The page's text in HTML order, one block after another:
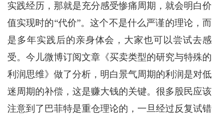
实践经历，那就是充分感受惨痛周期，就会明白价
值实现时的“代价”。这个不是什么严谨的理论，而
是多年实践后的亲身体会，大家也可以尝试去感
受。今儿微博订阅文章《买卖类型的研究与特殊的
利润思维》做了分析，明白景气周期的利润是对低
迷周期的补偿，这是赚大钱的关键。很多股民应该
注意到了巴菲特是重仓理论的，一旦经过反复试错